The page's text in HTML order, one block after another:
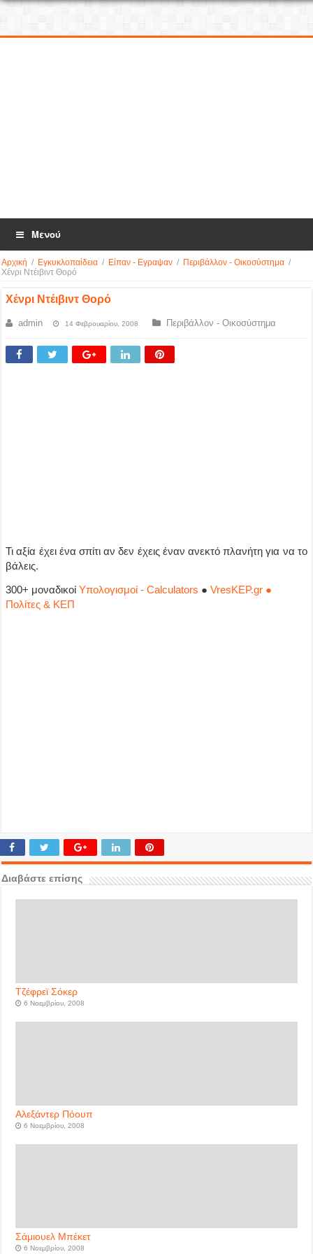
Μενού
Αρχική / Εγκυκλοπαίδεια / Είπαν - Εγραψαν / Περιβάλλον - Οικοσύστημα /
Χένρι Ντέιβιντ Θορό
Χένρι Ντέιβιντ Θορό
admin 14 Φεβρουαρίου, 2008 Περιβάλλον - Οικοσύστημα
Τι αξία έχει ένα σπίτι αν δεν έχεις έναν ανεκτό πλανήτη για να το
βάλεις.
300+ μοναδικοίΥπολογισμοί - Calculators ●VresKEP.gr ●
Πολίτες & ΚΕΠ
Διαβάστε επίσης
Τζέφρεϊ Σόκερ
6 Νοεμβρίου, 2008
Αλεξάντερ Πόουπ
6 Νοεμβρίου, 2008
Σάμιουελ Μπέκετ
6 Νοεμβρίου, 2008